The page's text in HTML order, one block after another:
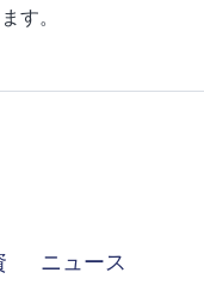
す。
ニュース